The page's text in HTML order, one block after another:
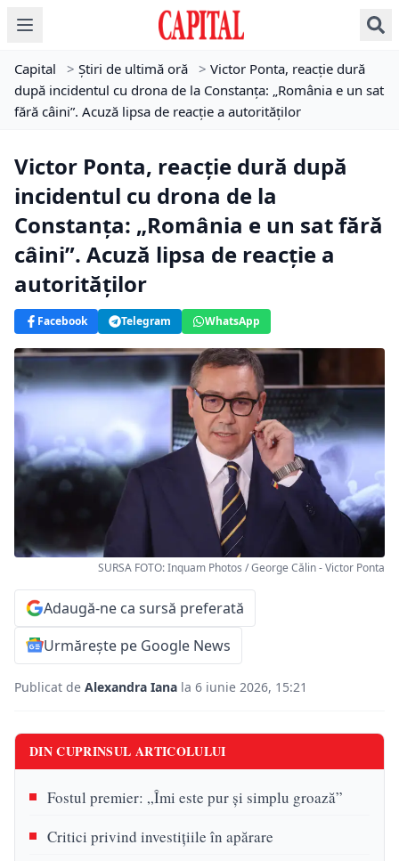
Capital > Știri de ultimă oră > Victor Ponta, reacție dură
după incidentul cu drona de la Constanța: „România e un sat
fără câini”. Acuză lipsa de reacție a autorităților
Victor Ponta, reacție dură după
incidentul cu drona de la
Constanța: „România e un sat fără
câini”. Acuză lipsa de reacție a
autorităților
Facebook Telegram WhatsApp
SURSA FOTO: Inquam Photos / George Călin - Victor Ponta
Adaugă-ne ca sursă preferată
Urmărește pe Google News
Publicat de Alexandra Iana la 6 iunie 2026, 15:21
DIN CUPRINSUL ARTICOLULUI
Fostul premier: „Îmi este pur și simplu groază”
Critici privind investițiile în apărare